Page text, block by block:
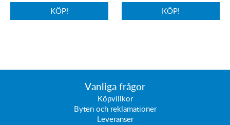
KÖP! KÖP!
Vanliga frågor
Köpvillkor
Byten och reklamationer
Leveranser